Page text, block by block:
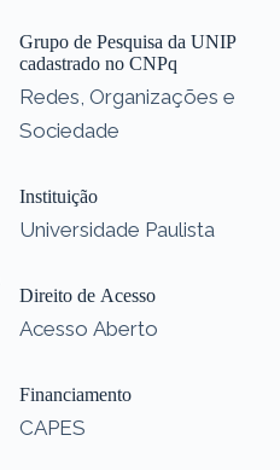
Grupo de Pesquisa da UNIP
cadastrado no CNPq
Redes, Organizações e
Sociedade
Instituição
Universidade Paulista
Direito de Acesso
Acesso Aberto
Financiamento
CAPES